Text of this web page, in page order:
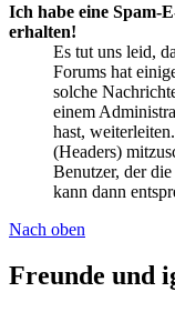
Ich habe eine Spam-
erhalten!
Es tut uns leid,
Forums hat
solche
einem
hast,
(Headers)
Benutzer, der
kann dann
Nach oben
Freunde und